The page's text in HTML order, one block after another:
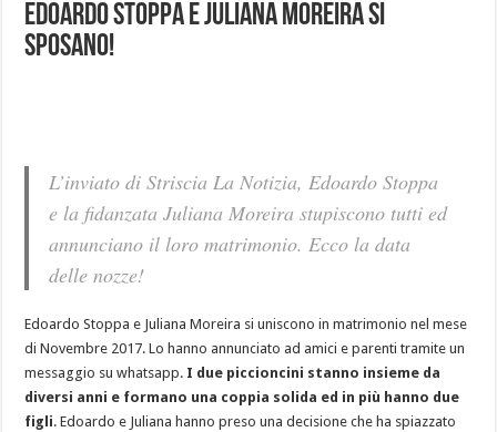
Edoardo Stoppa e Juliana Moreira si
sposano!
L’inviato di Striscia La Notizia, Edoardo Stoppa
e la fidanzata Juliana Moreira stupiscono tutti ed
annunciano il loro matrimonio. Ecco la data
delle nozze!
Edoardo Stoppa e Juliana Moreira si uniscono in matrimonio nel mese
di Novembre 2017. Lo hanno annunciato ad amici e parenti tramite un
messaggio su whatsapp. I due piccioncini stanno insieme da
diversi anni e formano una coppia solida ed in più hanno due
figli. Edoardo e Juliana hanno preso una decisione che ha spiazzato